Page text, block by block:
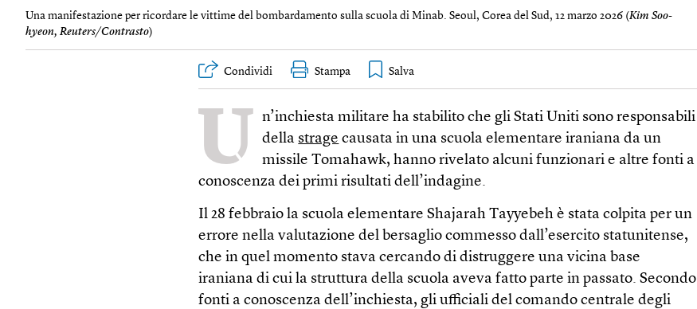
Una manifestazione per ricordare le vittime del bombardamento sulla scuola di Minab. Seoul, Corea del Sud, 12 marzo 2026 (Kim Soo-
hyeon, Reuters/Contrasto)
Condividi Stampa
U n’inchiesta militare ha stabilito che gli Stati Uniti sono responsabili
della strage causata in una scuola elementare iraniana da un
missile Tomahawk, hanno rivelato alcuni funzionari e altre fonti a
conoscenza dei primi risultati dell’indagine.
Il 28 febbraio la scuola elementare Shajarah Tayyebeh è stata colpita per un
errore nella valutazione del bersaglio commesso dall’esercito statunitense,
che in quel momento stava cercando di distruggere una vicina base
iraniana di cui la struttura della scuola aveva fatto parte in passato. Secondo
fonti a conoscenza dell’inchiesta, gli ufficiali del comando centrale degli